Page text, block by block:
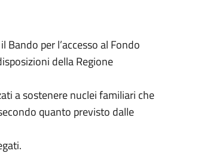
per l’accesso al Fondo
della Regione
a sostenere nuclei familiari che
quanto previsto dalle